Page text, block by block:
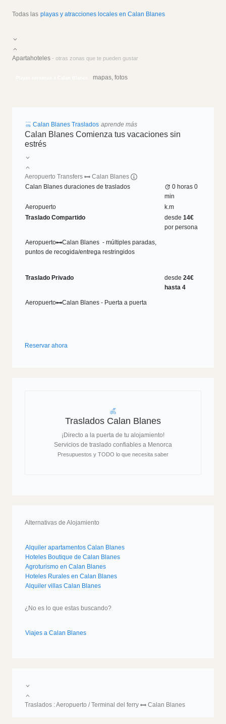
Todas las playas y atracciones locales en Calan Blanes
Apartahoteles - otras zonas que te pueden gustar
mapas, fotos
Calan Blanes Traslados aprende más
Calan Blanes Comienza tus vacaciones sin
estrés
Aeropuerto Transfers
Calan Blanes
Calan Blanes duraciones de traslados
0 horas 0
min
Aeropuerto
k.m
Traslado Compartido
Aeropuerto
Calan Blanes - múltiples paradas,
puntos de recogida/entrega restringidos
desde 14€
por persona
Traslado Privado
Aeropuerto Calan Blanes - Puerta a puerta
desde 24€
hasta 4
Reservar ahora
Traslados Calan Blanes
¡Directo a la puerta de tu alojamiento!
Servicios de traslado confiables a Menorca
Presupuestos y TODO lo que necesita saber
Alternativas de Alojamiento
Alquiler apartamentos Calan Blanes
Hoteles Boutique de Calan Blanes
Agroturismo en Calan Blanes
Hoteles Rurales en Calan Blanes
Alquiler villas Calan Blanes
¿No es lo que estas buscando?
Viajes a Calan Blanes
Traslados : Aeropuerto / Terminal del ferry Calan Blanes